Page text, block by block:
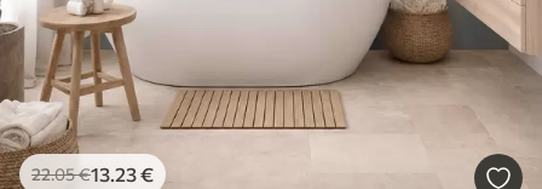
22.05€13 .23€